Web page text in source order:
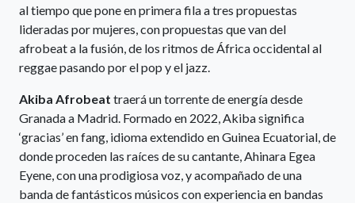
al tiempo que pone en primera fila a tres propuestas
lideradas por mujeres, con propuestas que van del
afrobeat a la fusión, de los ritmos de África occidental al
reggae pasando por el pop y el jazz.
Akiba Afrobeat traerá un torrente de energía desde
Granada a Madrid. Formado en 2022, Akiba significa
‘gracias’ en fang, idioma extendido en Guinea Ecuatorial, de
donde proceden las raíces de su cantante, Ahinara Egea
Eyene, con una prodigiosa voz, y acompañado de una
banda de fantásticos músicos con experiencia en bandas